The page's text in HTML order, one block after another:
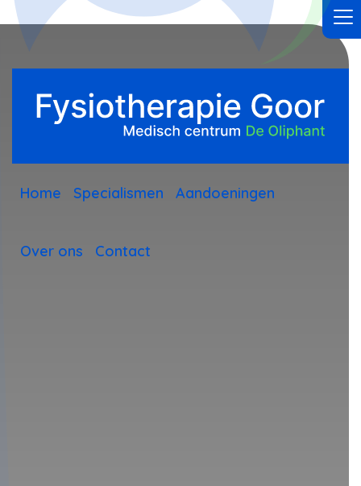
Home Specialismen Aandoeningen
Over ons Contact